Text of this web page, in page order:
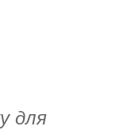
для